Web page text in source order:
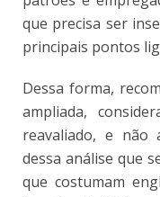
que precisa ser
principais pontos
Dessa forma,
ampliada,
reavaliado, e
dessa análise que
que costumam